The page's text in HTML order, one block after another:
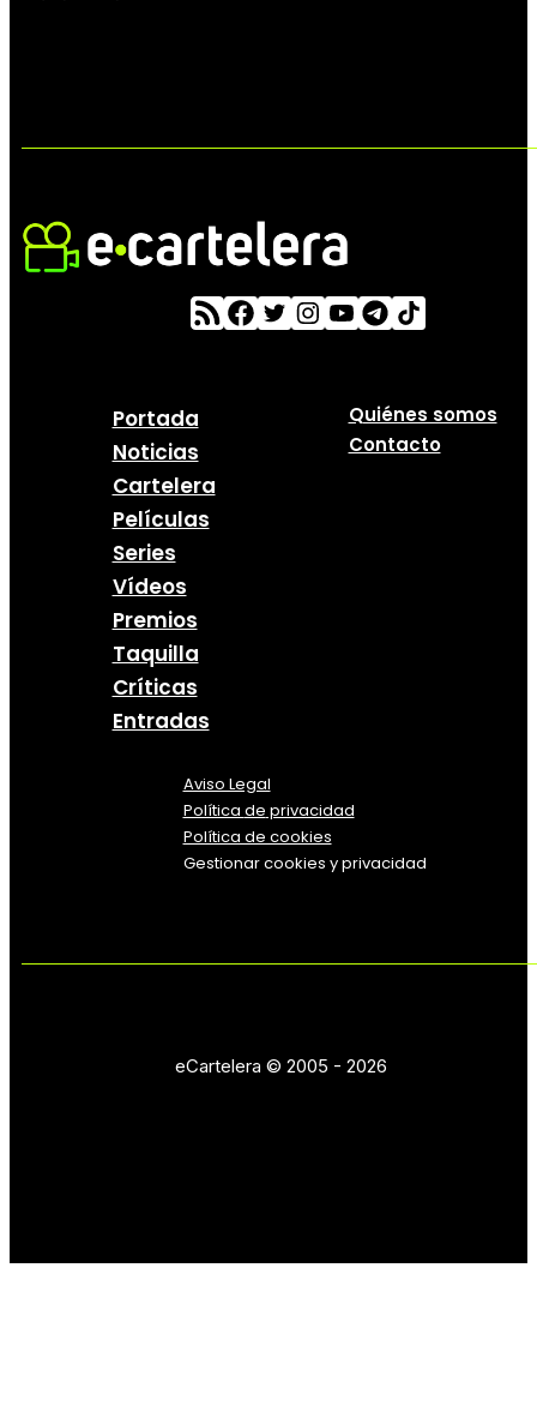
Portada
Noticias
Cartelera
Películas
Series
Vídeos
Premios
Taquilla
Críticas
Entradas
Quiénes somos
Contacto
Aviso Legal
Política de privacidad
Política de cookies
Gestionar cookies y privacidad
eCartelera © 2005 - 2026